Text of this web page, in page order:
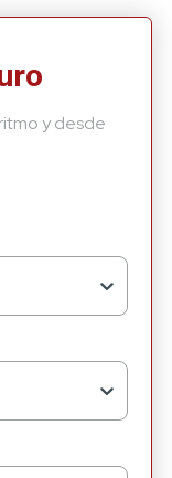
y desde